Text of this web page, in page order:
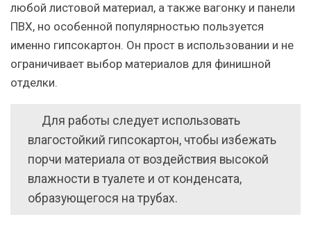
любой листовой материал, а также вагонку и панели
ПВХ, но особенной популярностью пользуется
именно гипсокартон. Он прост в использовании и не
ограничивает выбор материалов для финишной
отделки.
Для работы следует использовать
влагостойкий гипсокартон, чтобы избежать
порчи материала от воздействия высокой
влажности в туалете и от конденсата,
образующегося на трубах.